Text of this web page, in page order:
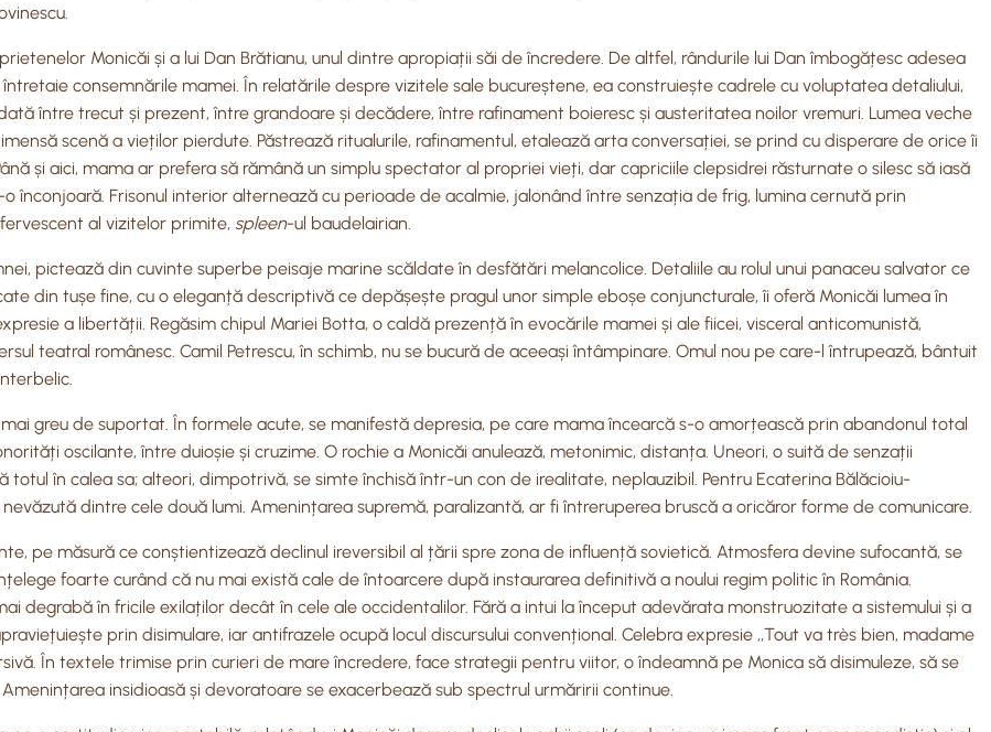
Monicăi și a lui Dan Brătianu, unul dintre apropiații săi de încredere. De altfel, rândurile lui Dan îmbogățesc adesea
consemnările mamei. În relatările despre vizitele sale bucureștene, ea construiește cadrele cu voluptatea detaliului,
între trecut și prezent, între grandoare și decădere, între rafinament boieresc și austeritatea noilor vremuri. Lumea veche
scenă a vieților pierdute. Păstrează ritualurile, rafinamentul, etalează arta conversației, se prind cu disperare de orice îi
și aici, mama ar prefera să rămână un simplu spectator al propriei vieți, dar capriciile clepsidrei răsturnate o silesc să iasă
înconjoară. Frisonul interior alternează cu perioade de acalmie, jalonând între senzația de frig, lumina cernută prin
al vizitelor primite, spleen-ul baudelairian.
pictează din cuvinte superbe peisaje marine scăldate în desfătări melancolice. Detaliile au rolul unui panaceu salvator ce
din tușe fine, cu o eleganță descriptivă ce depășește pragul unor simple eboșe conjuncturale, îi oferă Monicăi lumea în
a libertății. Regăsim chipul Mariei Botta, o caldă prezență în evocările mamei și ale fiicei, visceral anticomunistă,
teatral românesc. Camil Petrescu, în schimb, nu se bucură de aceeași întâmpinare. Omul nou pe care-l întrupează, bântuit
greu de suportat. În formele acute, se manifestă depresia, pe care mama încearcă s-o amorțească prin abandonul total
oscilante, între duioșie și cruzime. O rochie a Monicăi anulează, metonimic, distanța. Uneori, o suită de senzații
în calea sa; alteori, dimpotrivă, se simte închisă într-un con de irealitate, neplauzibil. Pentru Ecaterina Bălăcioiu-
dintre cele două lumi. Amenințarea supremă, paralizantă, ar fi întreruperea bruscă a oricăror forme de comunicare.
pe măsură ce conștientizează declinul ireversibil al țării spre zona de influență sovietică. Atmosfera devine sufocantă, se
foarte curând că nu mai există cale de întoarcere după instaurarea definitivă a noului regim politic în România.
degrabă în fricile exilaților decât în cele ale occidentalilor. Fără a intui la început adevărata monstruozitate a sistemului și a
prin disimulare, iar antifrazele ocupă locul discursului convențional. Celebra expresie ,,Tout va très bien, madame
În textele trimise prin curieri de mare încredere, face strategii pentru viitor, o îndeamnă pe Monica să disimuleze, să se
insidioasă și devoratoare se exacerbează sub spectrul urmăririi continue.